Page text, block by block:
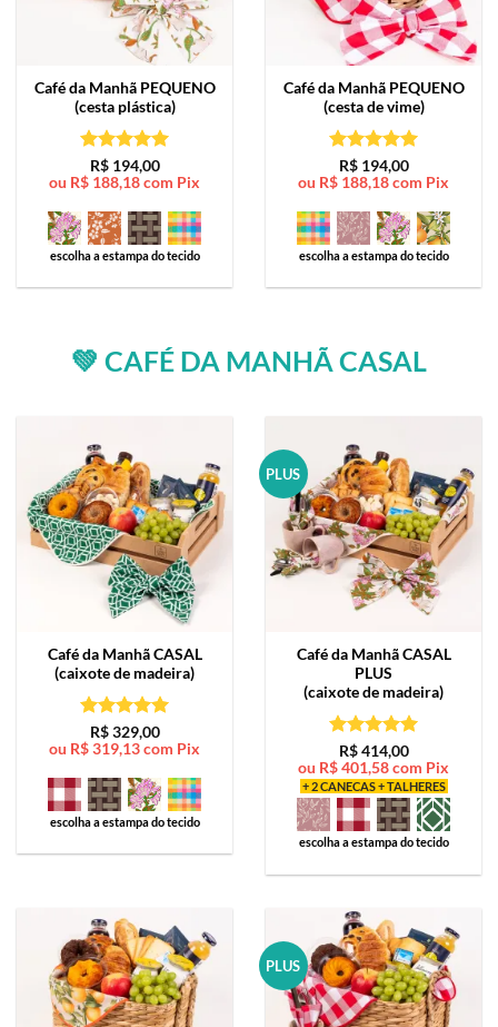
Café da Manhã PEQUENO
(cesta plástica)
Avaliação5
de 5
R$194,00
ou R$ 188,18com Pix
escolha a estampa do tecido
Café da Manhã PEQUENO
(cesta de vime)
Avaliação5
de 5
R$194,00
ou R$ 188,18com Pix
escolha a estampa do tecido
💚 CAFÉ DA MANHÃ CASAL
Café da ManhãCASAL
(caixote de madeira)
Avaliação5
de 5
R$329,00
ou R$319,13com Pix
escolha a estampa do tecido
PLUS
Café da ManhãCASAL
PLUS
(caixote de madeira)
Avaliação5
de 5
R$414,00
ou R$401,58com Pix
+ 2 CANECAS + TALHERES
escolha a estampa do tecido
PLUS